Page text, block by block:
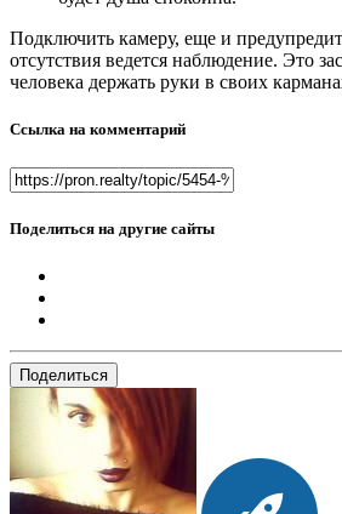
Подключить камеру, еще и
отсутствия ведется наблюдение. Это
человека держать руки в своих
Ссылка на комментарий
Поделиться на другие сайты
Поделиться